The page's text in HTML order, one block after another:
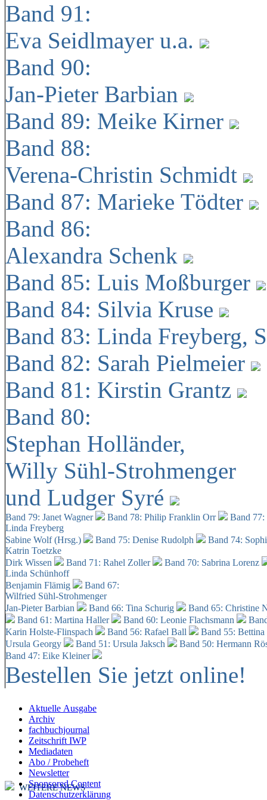
Band 91:
Eva Seidlmayer u.a.
Band 90:
Jan-Pieter Barbian
Band 89: Meike Kirner
Band 88:
Verena-Christin Schmidt
Band 87: Marieke Tödter
Band 86:
Alexandra Schenk
Band 85: Luis Moßburger
Band 84: Silvia Kruse
Band 83: Linda Freyberg,
Band 82: Sarah Pielmeier
Band 81: Kirstin Grantz
Band 80:
Stephan Holländer,
Willy Sühl-Strohmenger
und Ludger Syré
Band 79: Janet Wagner Band 78: Philip Franklin Orr
Band
Linda Freyberg
Sabine Wolf (Hrsg.)
Band 75: Denise Rudolph
Band 74:
Katrin Toetzke
Dirk Wissen
Band 71: Rahel Zoller
Band 70: Sabrina Lorenz
Linda Schünhoff
Benjamin Flämig
Band 67:
Wilfried Sühl-Strohmenger
Jan-Pieter Barbian
Band 66: Tina Schurig
Band 65: Christine
Band 61: Martina Haller
Band 60: Leonie Flachsmann
Karin Holste-Flinspach
Band 56: Rafael Ball
Band 55:
Ursula Georgy
Band 51: Ursula Jaksch Band 50: Hermann
Band 47: Eike Kleiner
Bestellen Sie jetzt online!
Aktuelle Ausgabe
Archiv
fachbuchjournal
Zeitschrift IWP
Mediadaten
Abo / Probeheft
Newsletter
Sponsored Content
Datenschutzerklärung
WEITERE NEWS